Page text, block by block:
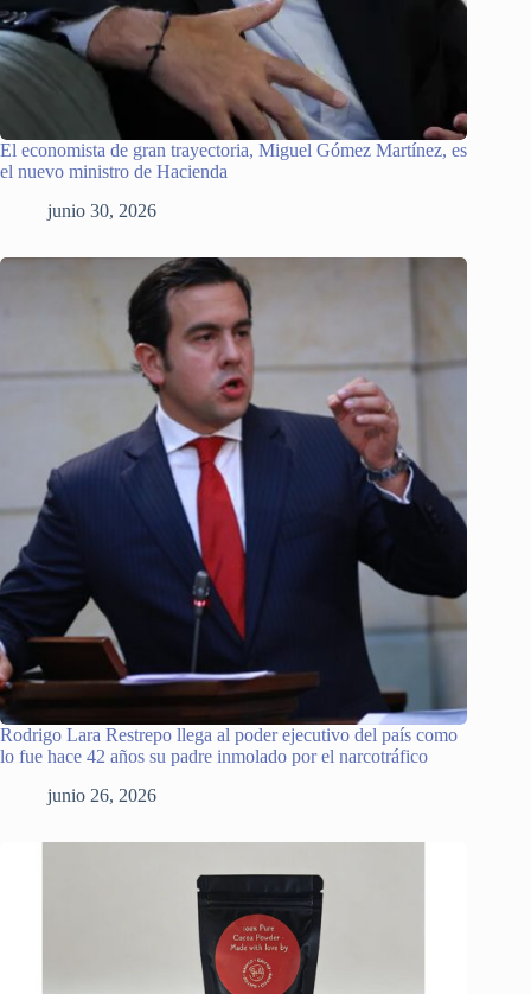
El economista de gran trayectoria, Miguel Gómez Martínez, es
el nuevo ministro de Hacienda
junio 30, 2026
Rodrigo Lara Restrepo llega al poder ejecutivo del país como
lo fue hace 42 años su padre inmolado por el narcotráfico
junio 26, 2026